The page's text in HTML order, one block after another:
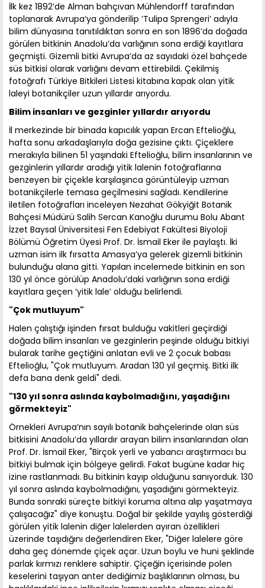
İlk kez 1892’de Alman bahçıvan Mühlendorff tarafından
toplanarak Avrupa’ya gönderilip ’Tulipa Sprengeri’ adıyla
bilim dünyasına tanıtıldıktan sonra en son 1896’da doğada
görülen bitkinin Anadolu’da varlığının sona erdiği kayıtlara
geçmişti. Gizemli bitki Avrupa’da az sayıdaki özel bahçede
süs bitkisi olarak varlığını devam ettirebildi. Çekilmiş
fotoğrafı Türkiye Bitkileri Listesi kitabına kapak olan yitik
laleyi botanikçiler uzun yıllardır arıyordu.
Bilim insanları ve gezginler yıllardır arıyordu
İl merkezinde bir binada kapıcılık yapan Ercan Eftelioğlu,
hafta sonu arkadaşlarıyla doğa gezisine çıktı. Çiçeklere
merakıyla bilinen 51 yaşındaki Eftelioğlu, bilim insanlarının ve
gezginlerin yıllardır aradığı yitik lalenin fotoğraflarına
benzeyen bir çiçekle karşılaşınca görüntüleyip uzman
botanikçilerle temasa geçilmesini sağladı. Kendilerine
iletilen fotoğrafları inceleyen Nezahat Gökyiğit Botanik
Bahçesi Müdürü Salih Sercan Kanoğlu durumu Bolu Abant
İzzet Baysal Üniversitesi Fen Edebiyat Fakültesi Biyoloji
Bölümü Öğretim Üyesi Prof. Dr. İsmail Eker ile paylaştı. İki
uzman isim ilk fırsatta Amasya’ya gelerek gizemli bitkinin
bulunduğu alana gitti. Yapılan incelemede bitkinin en son
130 yıl önce görülüp Anadolu’daki varlığının sona erdiği
kayıtlara geçen ’yitik lale’ olduğu belirlendi.
"Çok mutluyum"
Halen çalıştığı işinden fırsat bulduğu vakitleri geçirdiği
doğada bilim insanları ve gezginlerin peşinde olduğu bitkiyi
bularak tarihe geçtiğini anlatan evli ve 2 çocuk babası
Eftelioğlu, "Çok mutluyum. Aradan 130 yıl geçmiş. Bitki ilk
defa bana denk geldi" dedi.
"130 yıl sonra aslında kaybolmadığını, yaşadığını
görmekteyiz"
Örnekleri Avrupa’nın sayılı botanik bahçelerinde olan süs
bitkisini Anadolu’da yıllardır arayan bilim insanlarından olan
Prof. Dr. İsmail Eker, "Birçok yerli ve yabancı araştırmacı bu
bitkiyi bulmak için bölgeye gelirdi. Fakat bugüne kadar hiç
izine rastlanmadı. Bu bitkinin kayıp olduğunu sanıyorduk. 130
yıl sonra aslında kaybolmadığını, yaşadığını görmekteyiz.
Bunda sonraki süreçte bitkiyi koruma altına alıp yaşatmaya
çalışacağız" diye konuştu. Doğal bir şekilde yayılış gösterdiği
görülen yitik lalenin diğer lalelerden ayıran özellikleri
üzerinde taşıdığını değerlendiren Eker, "Diğer lalelere göre
daha geç dönemde çiçek açar. Uzun boylu ve huni şeklinde
parlak kırmızı renklere sahiptir. Çiçeğin içerisinde polen
keselerini taşıyan anter dediğimiz başlıklarının olması, bu